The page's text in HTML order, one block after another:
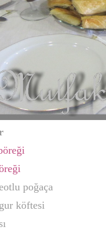
poğaça
köftesi